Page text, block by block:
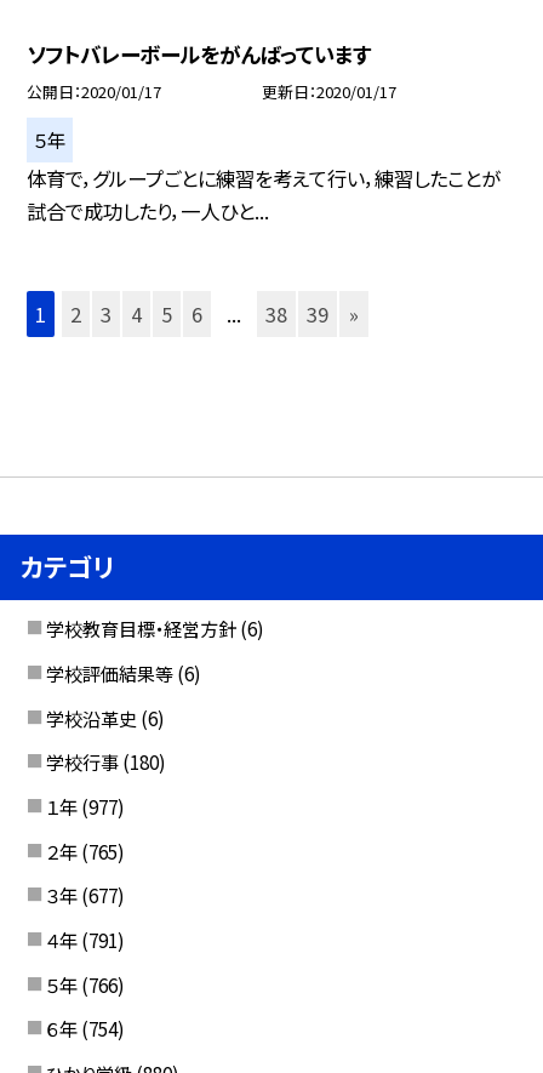
ソフトバレーボールをがんばっています
公開日 2020/01/17 更新日 2020/01/17
５年
体育で，グループごとに練習を考えて行い，練習したことが
試合で成功したり，一人ひと...
1 2 3 4 5 6 ... 38 39 »
カテゴリ
学校教育目標・経営方針 (6)
学校評価結果等 (6)
学校沿革史 (6)
学校行事 (180)
１年 (977)
２年 (765)
３年 (677)
４年 (791)
５年 (766)
６年 (754)